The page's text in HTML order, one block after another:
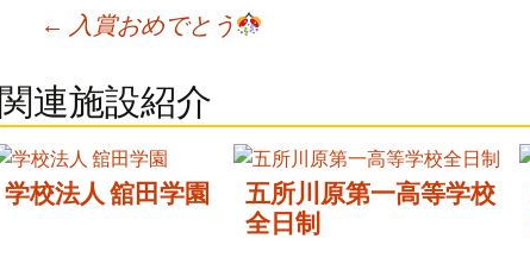
Post
← 入賞おめでとう
関連施設紹介
学校法人 舘田学園
五所川原第一高等学校
全日制